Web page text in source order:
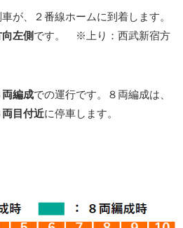
が、２番線ホームに到着します。
左側です。
※上り：西武新宿方
両編成での運行です。８両編成は、
目付近に停車します。